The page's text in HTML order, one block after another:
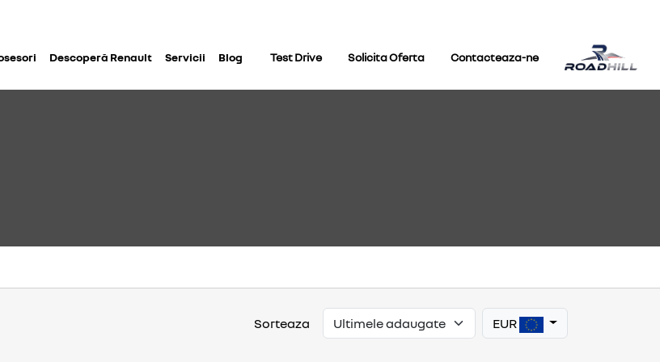
Descoperă Renault Servicii Blog Test Drive Solicita Oferta Contacteaza-ne
Sorteaza EUR